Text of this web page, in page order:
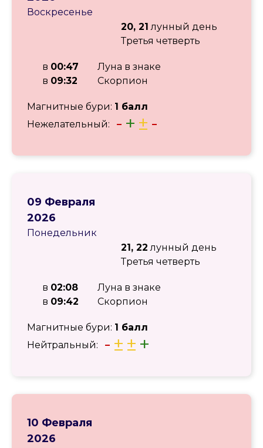
Воскресенье
20, 21 лунный день
Третья четверть
в 00:47
в 09:32
Луна в знаке
Скорпион
Магнитные бури: 1 балл
Нежелательный:
- + ± -
09 Февраля
2026
Понедельник
21, 22 лунный день
Третья четверть
в 02:08
в 09:42
Луна в знаке
Скорпион
Магнитные бури: 1 балл
Нейтральный:
- ± ± +
10 Февраля
2026